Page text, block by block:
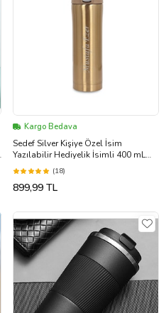
Kargo Bedava
Sedef Silver Kişiye Özel İsim
Yazılabilir Hediyelik İsimli 400 mL
Paslanmaz Çelik Thermos Bardak
Mug Kahve Çay Termos (Gold)
(18)
899,99 TL